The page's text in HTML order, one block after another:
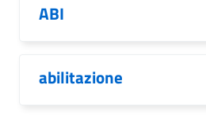
ABI
abilitazione